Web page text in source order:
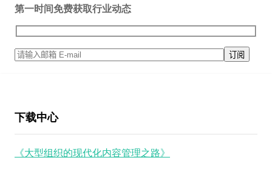
第一时间免费获取行业动态
下载中心
《大型组织的现代化内容管理之路》